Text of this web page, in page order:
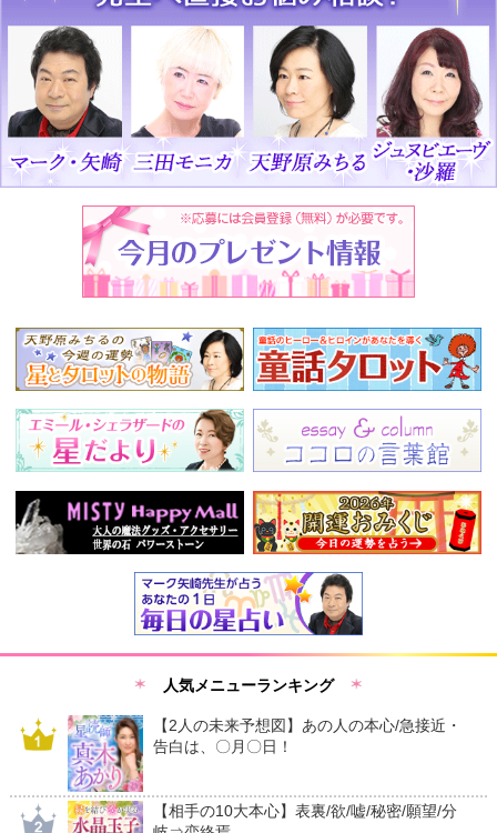
人気メニューランキング
【2人の未来予想図】あの人の本心/急接近・
告白は、〇月〇日！
【相手の10大本心】表裏/欲/嘘/秘密/願望/分